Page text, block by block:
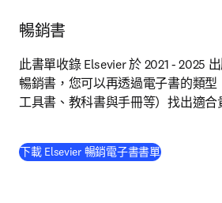
暢銷書
此書單收錄 Elsevier 於 2021 - 2025
暢銷書，您可以再透過電子書的類
工具書、教科書與手冊等）找出適合
下載 Elsevier 暢銷電子書書單(